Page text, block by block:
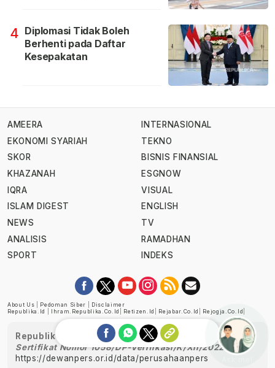
4 Diplomasi Tidak Boleh
Berhenti pada Daftar
Kesepakatan
AMEERA
EKONOMI SYARIAH
SKOR
KHAZANAH
IQRA
ISLAM DIGEST
NEWS
ANALISIS
SPORT
INTERNASIONAL
TEKNO
BISNIS FINANSIAL
ESGNOW
VISUAL
ENGLISH
TV
RAMADHAN
INDEKS
About Us Pedoman Siber
Disclaimer
Republika.id
Ihram.republika.co.id Retizen.id Rejabar.co.id Rejogja.co.id
Republika telah diverifikasi oleh Dewan Pers
Sertifikat Nomor 1058/DP-Verifikasi/K/XII/2022
https://dewanpers.or.id/data/perusahaanpers